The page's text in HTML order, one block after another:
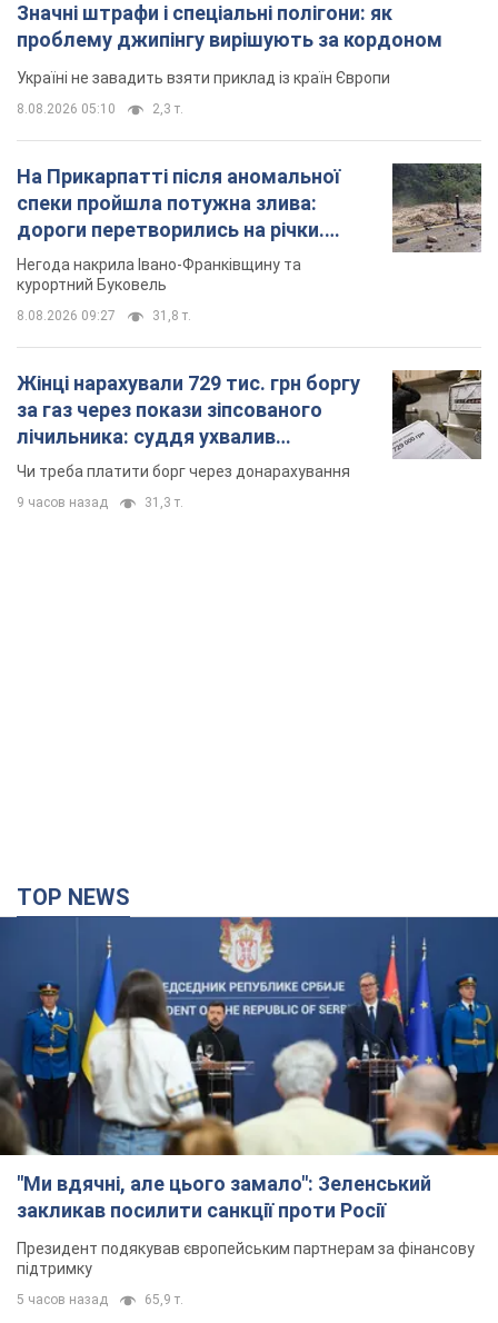
Значні штрафи і спеціальні полігони: як
проблему джипінгу вирішують за кордоном
Україні не завадить взяти приклад із країн Європи
8.08.2026 05:10 2,3 т.
На Прикарпатті після аномальної
спеки пройшла потужна злива:
дороги перетворились на річки.
Відео
Негода накрила Івано-Франківщину та
курортний Буковель
8.08.2026 09:27 31,8 т.
Жінці нарахували 729 тис. грн боргу
за газ через покази зіпсованого
лічильника: суддя ухвалив
неочікуване рішення
Чи треба платити борг через донарахування
9 часов назад 31,3 т.
TOP NEWS
"Ми вдячні, але цього замало": Зеленський
закликав посилити санкції проти Росії
Президент подякував європейським партнерам за фінансову
підтримку
5 часов назад 65,9 т.